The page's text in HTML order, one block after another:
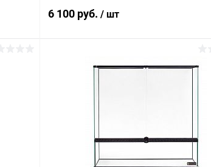
6 100 руб. / шт
В корзину